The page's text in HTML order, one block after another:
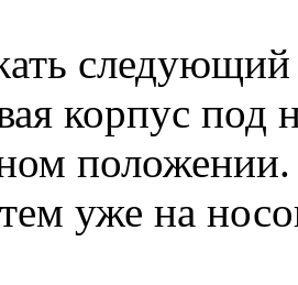
следующий
корпус под
положении.
уже на